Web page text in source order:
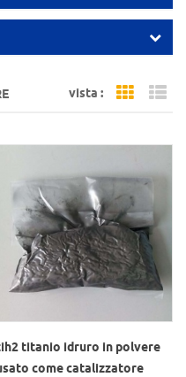
vista : Grid
titanio idruro in polvere
come catalizzatore